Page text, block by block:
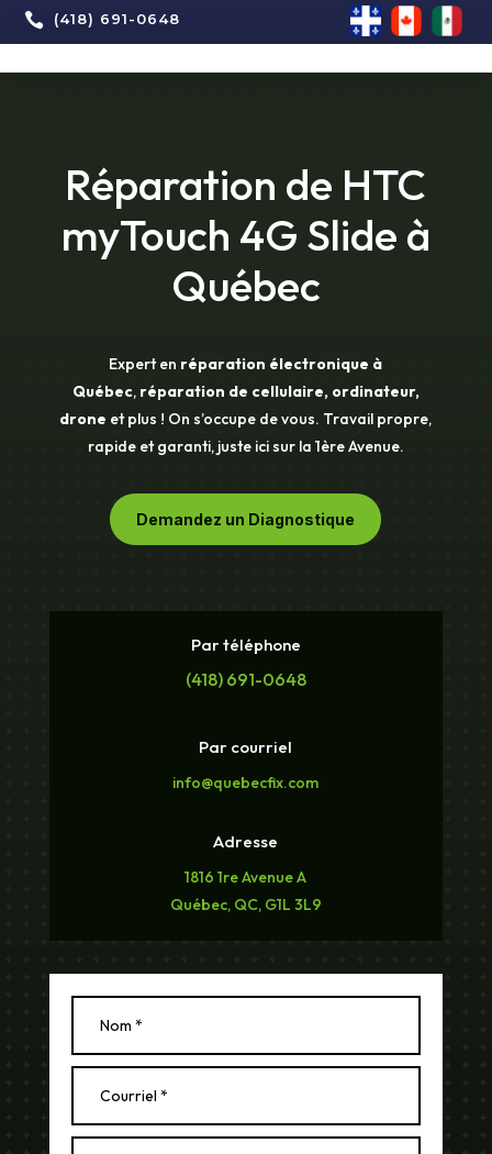
 (418) 691-0648
Réparation de HTC
myTouch 4G Slide à
Québec
Expert en réparation électronique à
Québec, réparation de cellulaire, ordinateur,
drone et plus ! On s’occupe de vous. Travail propre,
rapide et garanti, juste ici sur la 1ère Avenue.
Demandez un Diagnostique
Par téléphone
(418) 691-0648
Par courriel
info@quebecfix.com
Adresse
1816 1re Avenue A
Québec, QC, G1L 3L9